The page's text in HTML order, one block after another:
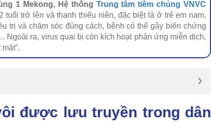
1 Mekong, Hệ thống Trung tâm tiêm chủng VNVC
trở lên và thanh thiếu niên, đặc biệt là ở trẻ em nam.
trị và chăm sóc đúng cách, bệnh có thể gây biến chứng
ra, virus quai bị còn kích hoạt phản ứng miễn dịch,
được lưu truyền trong dân